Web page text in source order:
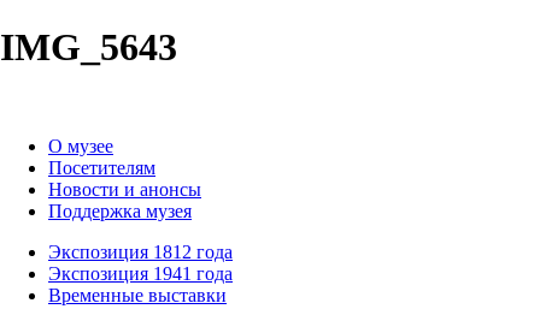
IMG_5643
О музее
Посетителям
Новости и анонсы
Поддержка музея
Экспозиция 1812 года
Экспозиция 1941 года
Временные выставки